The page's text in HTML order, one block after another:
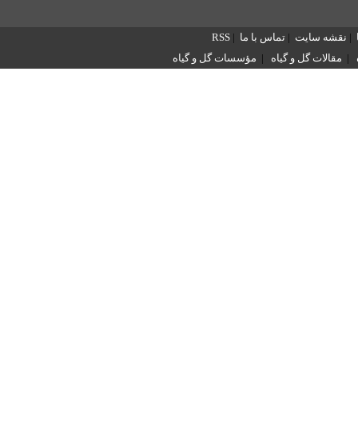
| نقشه سایت | تماس با ما |
RSS
| مقالات گل و گیاه | مؤسسات گل و گیاه